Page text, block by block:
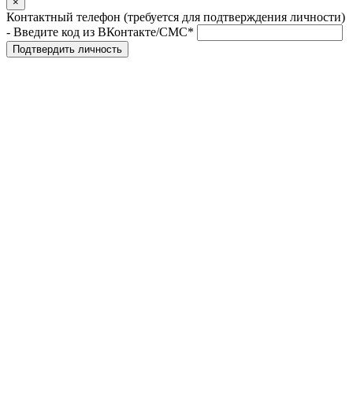
Контактный телефон (требуется для подтверждения личности)
- Введите код из ВКонтакте/СМС*
Подтвердить личность